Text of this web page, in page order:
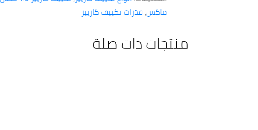
ماكس,قدرات تكييف كاريير
منتجات ذات صلة